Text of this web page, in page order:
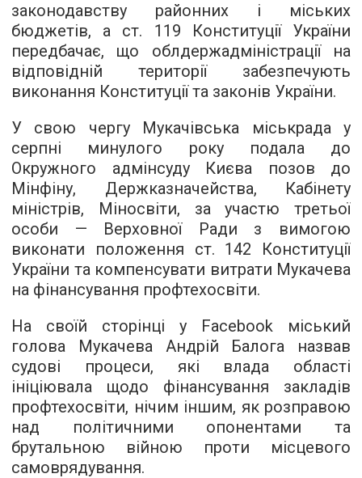
законодавству районних і міських
бюджетів, а ст. 119 Конституції України
передбачає, що облдержадміністрації на
відповідній території забезпечують
виконання Конституції та законів України.
У свою чергу Мукачівська міськрада у
серпні минулого року подала до
Окружного адмінсуду Києва позов до
Мінфіну, Держказначейства, Кабінету
міністрів, Міносвіти, за участю третьої
особи — Верховної Ради з вимогою
виконати положення ст. 142 Конституції
України та компенсувати витрати Мукачева
на фінансування профтехосвіти.
На своїй сторінці у Facebook міський
голова Мукачева Андрій Балога назвав
судові процеси, які влада області
ініціювала щодо фінансування закладів
профтехосвіти, нічим іншим, як розправою
над політичними опонентами та
брутальною війною проти місцевого
самоврядування.